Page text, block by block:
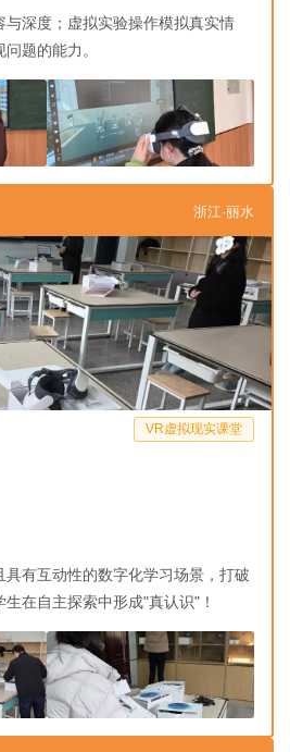
深度；虚拟实验操作模拟真实情
题的能力。
浙江·丽水
VR虚拟现实课堂
具有互动性的数字化学习场景，打破
在自主探索中形成"真认识"！